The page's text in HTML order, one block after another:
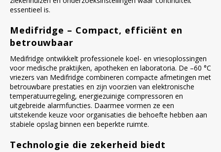
essentieel is.
Medifridge – Compact, efficiënt en
betrouwbaar
Medifridge ontwikkelt professionele koel- en vriesoplossingen
voor medische praktijken, apotheken en laboratoria. De –60 °C
vriezers van Medifridge combineren compacte afmetingen met
betrouwbare prestaties en zijn voorzien van elektronische
temperatuurregeling, energiezuinige compressoren en
uitgebreide alarmfuncties. Daarmee vormen ze een
uitstekende keuze voor organisaties die behoefte hebben aan
stabiele opslag binnen een beperkte ruimte.
Technologie die zekerheid biedt